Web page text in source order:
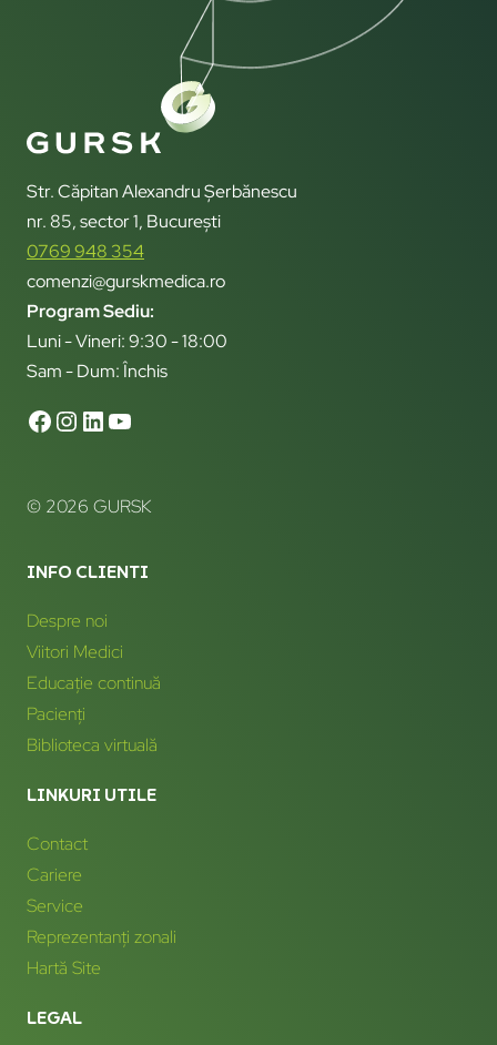
Str. Căpitan Alexandru Șerbănescu
nr. 85, sector 1, București
0769 948 354
comenzi@gurskmedica.ro
Program Sediu:
Luni - Vineri: 9:30 - 18:00
Sam - Dum: Închis
© 2026 GURSK
INFO CLIENTI
Despre noi
Viitori Medici
Educație continuă
Pacienți
Biblioteca virtuală
LINKURI UTILE
Contact
Cariere
Service
Reprezentanți zonali
Hartă Site
LEGAL